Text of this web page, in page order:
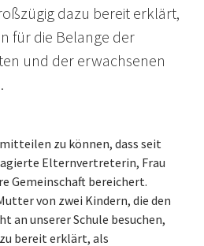
dazu bereit erklärt,
für die Belange der
und der erwachsenen
zu können, dass seit
Elternvertreterin, Frau
Gemeinschaft bereichert.
von zwei Kindern, die den
unserer Schule besuchen,
bereit erklärt, als